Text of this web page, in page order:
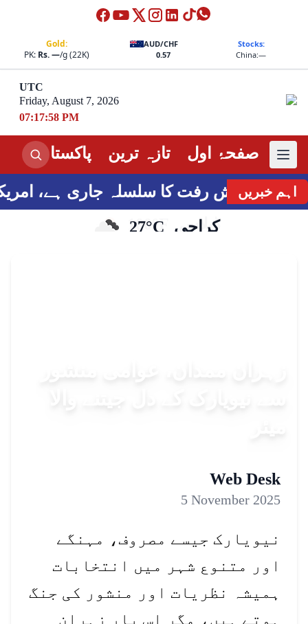
Gold:
PK: Rs. —/g (22K)
AUD/CHF
0.57
Stocks:
China:—
UTC
Friday, August 7, 2026
07:17:59 PM
صفحۂ اول تازہ ترین پاکستان
اہم خبریں
میں پیش رفت کا سلسلہ جاری ہے، امریکی
کراچی
27°C
Web Desk
5 November 2025
نیویارک جیسے مصروف، مہنگے
اور متنوع شہر میں انتخابات
ہمیشہ نظریات اور منشور کی جنگ
ہوتے ہیں، مگر اس بار زہران